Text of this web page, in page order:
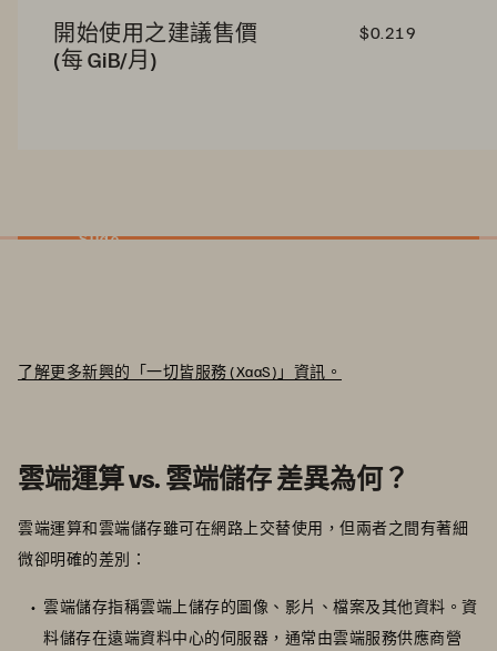
開始使用之建議售價
(每 GiB/月)
$0.219
Slide
了解更多新興的「一切皆服務 (XaaS)」資訊。
雲端運算 vs. 雲端儲存 差異為何？
雲端運算和雲端儲存雖可在網路上交替使用，但兩者之間有著細
微卻明確的差別：
雲端儲存指稱雲端上儲存的圖像、影片、檔案及其他資料。資
料儲存在遠端資料中心的伺服器，通常由雲端服務供應商營